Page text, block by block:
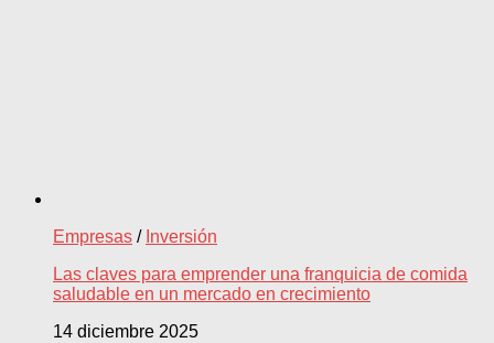
Empresas / Inversión
Las claves para emprender una franquicia de comida
saludable en un mercado en crecimiento
14 diciembre 2025